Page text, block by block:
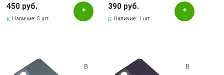
Наличие в магазинах
Альметьевск, ул.Ленина, 132, ТЦ ЛЕНТА
Бугульма, ул.Ленина, 2Б, ТД ТЕХНОПОЛИС
450 руб.
Наличие:5 шт.
390 руб.
Наличие: 1 шт.